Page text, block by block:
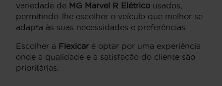
variedade de MG Marvel R Elétrico usados,
permitindo-lhe escolher o veículo que melhor se
adapta às suas necessidades e preferências.
Escolher a Flexicaré optar por uma experiência
onde a qualidade e a satisfação do cliente são
prioritárias.